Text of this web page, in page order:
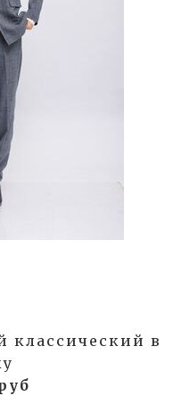
классический в